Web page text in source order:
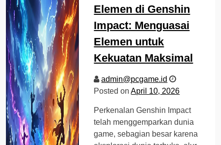
Elemen di Genshin
Impact: Menguasai
Elemen untuk
Kekuatan Maksimal
admin@pcgame.id
Posted onApril 10, 2026
Perkenalan Genshin Impact
telah menggemparkan dunia
game, sebagian besar karena